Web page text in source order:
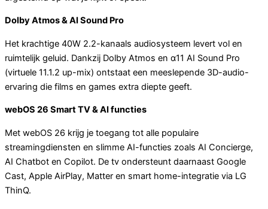
Dolby Atmos & AI Sound Pro
Het krachtige 40W 2.2-kanaals audiosysteem levert vol en
ruimtelijk geluid. Dankzij Dolby Atmos en α11 AI Sound Pro
(virtuele 11.1.2 up-mix) ontstaat een meeslepende 3D-audio-
ervaring die films en games extra diepte geeft.
webOS 26 Smart TV & AI functies
Met webOS 26 krijg je toegang tot alle populaire
streamingdiensten en slimme AI-functies zoals AI Concierge,
AI Chatbot en Copilot. De tv ondersteunt daarnaast Google
Cast, Apple AirPlay, Matter en smart home-integratie via LG
ThinQ.